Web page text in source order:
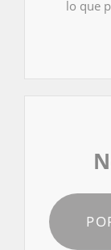
lo que